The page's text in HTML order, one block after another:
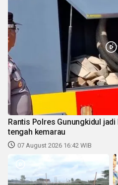
Rantis Polres Gunungkidul
tengah kemarau
07 August 2026 16:42 WIB